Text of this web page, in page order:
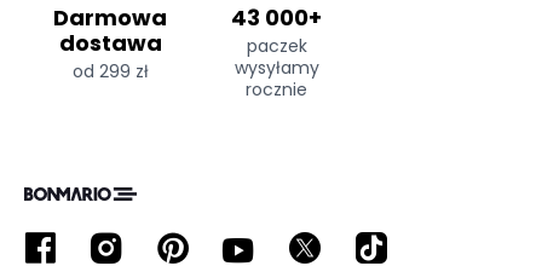
Darmowa
dostawa
od 299 zł
43 000+
paczek
wysyłamy
rocznie